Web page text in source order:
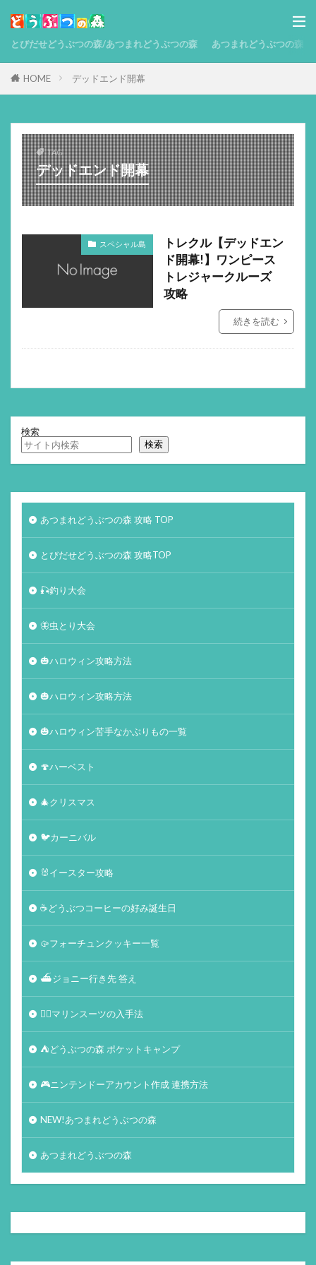
とびだせどうぶつの森/あつまれどうぶつの森 あつまれどうぶつの森
HOME デッドエンド開幕
TAG
デッドエンド開幕
スペシャル島
トレクル【デッドエン
ド開幕!】ワンピース
トレジャークルーズ
攻略
続きを読む
検索
検索
あつまれどうぶつの森 攻略 TOP
とびだせどうぶつの森 攻略TOP
🎣釣り大会
🦋虫とり大会
🎃ハロウィン攻略方法
🎃ハロウィン攻略方法
🎃ハロウィン苦手なかぶりもの一覧
🍄ハーベスト
🎄クリスマス
🐦カーニバル
🐰イースター攻略
☕️どうぶつコーヒーの好み誕生日
🥠フォーチュンクッキー一覧
⛴ジョニー行き先 答え
🏄‍♀️マリンスーツの入手法
⛺どうぶつの森 ポケットキャンプ
🎮ニンテンドーアカウント作成 連携方法
NEW!あつまれどうぶつの森
あつまれどうぶつの森